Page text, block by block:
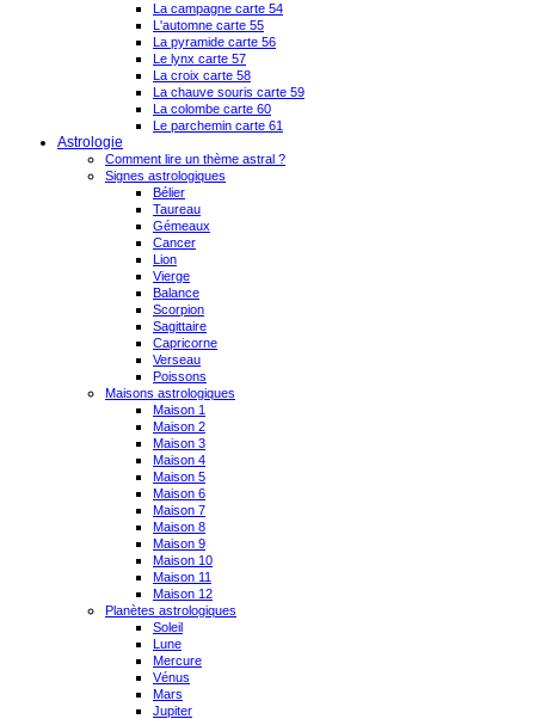
La campagne carte 54
L'automne carte 55
La pyramide carte 56
Le lynx carte 57
La croix carte 58
La chauve souris carte 59
La colombe carte 60
Le parchemin carte 61
Astrologie
Comment lire un thème astral ?
Signes astrologiques
Bélier
Taureau
Gémeaux
Cancer
Lion
Vierge
Balance
Scorpion
Sagittaire
Capricorne
Verseau
Poissons
Maisons astrologiques
Maison 1
Maison 2
Maison 3
Maison 4
Maison 5
Maison 6
Maison 7
Maison 8
Maison 9
Maison 10
Maison 11
Maison 12
Planètes astrologiques
Soleil
Lune
Mercure
Vénus
Mars
Jupiter